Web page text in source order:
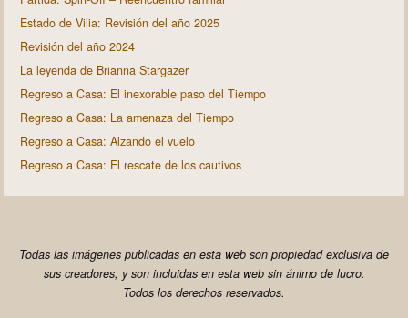
Estado de Vilia: Revisión del año 2025
Revisión del año 2024
La leyenda de Brianna Stargazer
Regreso a Casa: El inexorable paso del Tiempo
Regreso a Casa: La amenaza del Tiempo
Regreso a Casa: Alzando el vuelo
Regreso a Casa: El rescate de los cautivos
Todas las imágenes publicadas en esta web son propiedad exclusiva de
sus creadores, y son incluidas en esta web sin ánimo de lucro.
Todos los derechos reservados.